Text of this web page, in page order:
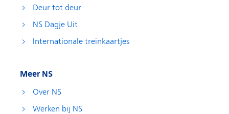
Deur tot deur
NS Dagje Uit
Internationale treinkaartjes
Meer NS
Over NS
Werken bij NS